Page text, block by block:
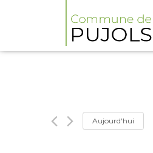
Aujourd'hui